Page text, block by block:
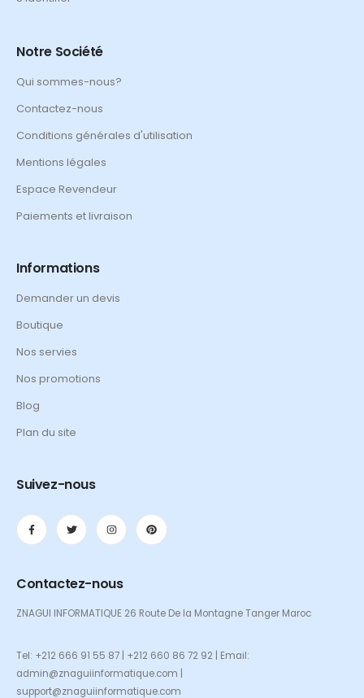
Notre Société
Qui sommes-nous?
Contactez-nous
Conditions générales d'utilisation
Mentions légales
Espace Revendeur
Paiements et livraison
Informations
Demander un devis
Boutique
Nos servies
Nos promotions
Blog
Plan du site
Suivez-nous
Contactez-nous
ZNAGUI INFORMATIQUE 26 Route De la Montagne Tanger Maroc
Tel: +212 666 91 55 87 | +212 660 86 72 92 | Email:
admin@znaguiinformatique.com |
support@znaguiinformatique.com